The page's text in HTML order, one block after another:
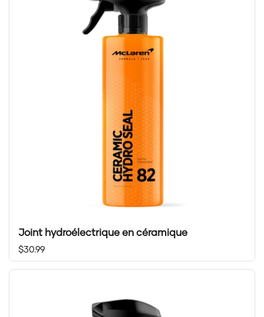
Joint hydroélectrique en céramique
Prix régulier
$30.99